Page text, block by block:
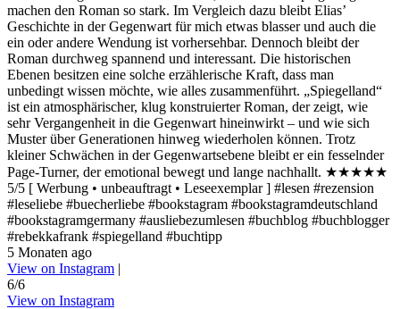
machen den Roman so stark. Im Vergleich dazu bleibt Elias’
Geschichte in der Gegenwart für mich etwas blasser und auch die
ein oder andere Wendung ist vorhersehbar. Dennoch bleibt der
Roman durchweg spannend und interessant. Die historischen
Ebenen besitzen eine solche erzählerische Kraft, dass man
unbedingt wissen möchte, wie alles zusammenführt. „Spiegelland“
ist ein atmosphärischer, klug konstruierter Roman, der zeigt, wie
sehr Vergangenheit in die Gegenwart hineinwirkt – und wie sich
Muster über Generationen hinweg wiederholen können. Trotz
kleiner Schwächen in der Gegenwartsebene bleibt er ein fesselnder
Page-Turner, der emotional bewegt und lange nachhallt. ★★★★★
5/5 [ Werbung • unbeauftragt • Leseexemplar ] #lesen #rezension
#leseliebe #buecherliebe #bookstagram #bookstagramdeutschland
#bookstagramgermany #ausliebezumlesen #buchblog #buchblogger
#rebekkafrank #spiegelland #buchtipp
5 Monaten ago
View on Instagram |
6/6
View on Instagram